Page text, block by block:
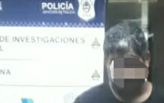
Años
De
Su
Ahijada
Menor
De